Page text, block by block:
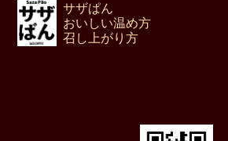
サザぱん
おいしい温め方
召し上がり方